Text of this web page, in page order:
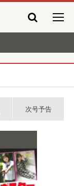
次号予告